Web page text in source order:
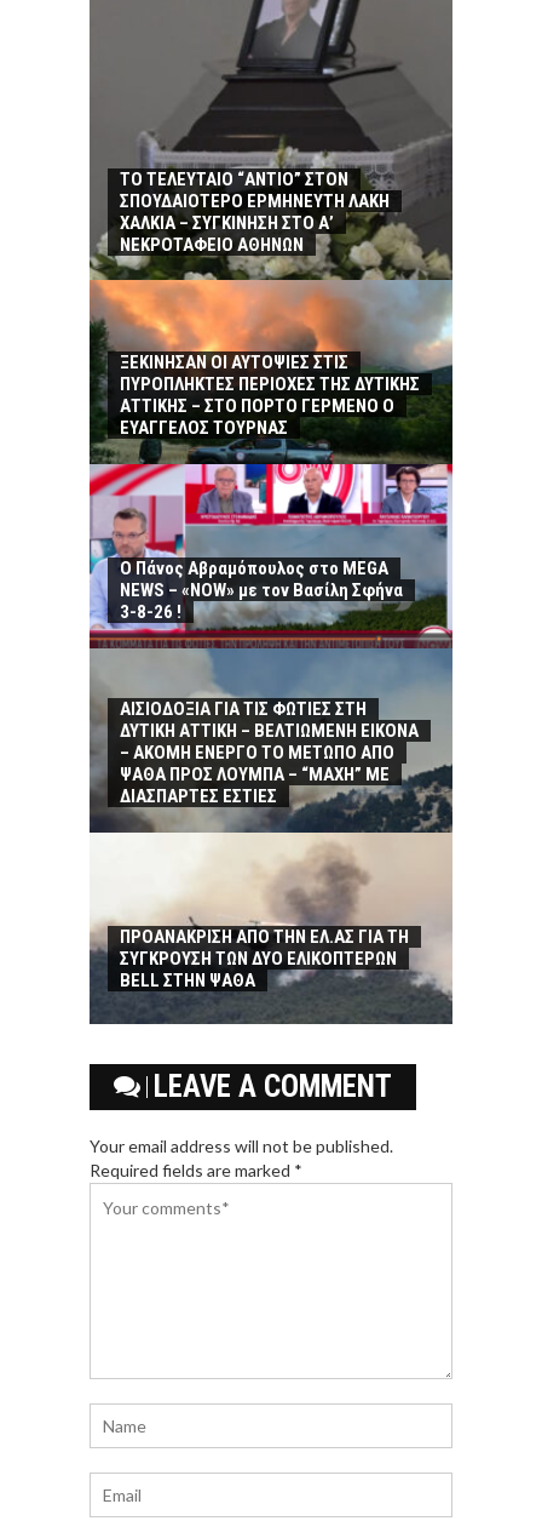
ΤΟ ΤΕΛΕΥΤΑΙΟ “ΑΝΤΙΟ” ΣΤΟΝ
ΣΠΟΥΔΑΙΟΤΕΡΟ ΕΡΜΗΝΕΥΤΗ ΛΑΚΗ
ΧΑΛΚΙΑ – ΣΥΓΚΙΝΗΣΗ ΣΤΟ Α’
ΝΕΚΡΟΤΑΦΕΙΟ ΑΘΗΝΩΝ
ΞΕΚΙΝΗΣΑΝ ΟΙ ΑΥΤΟΨΙΕΣ ΣΤΙΣ
ΠΥΡΟΠΛΗΚΤΕΣ ΠΕΡΙΟΧΕΣ ΤΗΣ ΔΥΤΙΚΗΣ
ΑΤΤΙΚΗΣ – ΣΤΟ ΠΟΡΤΟ ΓΕΡΜΕΝΟ Ο
ΕΥΑΓΓΕΛΟΣ ΤΟΥΡΝΑΣ
Ο Πάνος Αβραμόπουλος στο MEGA
NEWS – «NOW» με τον Βασίλη Σφήνα
3-8-26 !
ΑΙΣΙΟΔΟΞΙΑ ΓΙΑ ΤΙΣ ΦΩΤΙΕΣ ΣΤΗ
ΔΥΤΙΚΗ ΑΤΤΙΚΗ – ΒΕΛΤΙΩΜΕΝΗ ΕΙΚΟΝΑ
– ΑΚΟΜΗ ΕΝΕΡΓΟ ΤΟ ΜΕΤΩΠΟ ΑΠΟ
ΨΑΘΑ ΠΡΟΣ ΛΟΥΜΠΑ – “ΜΑΧΗ” ΜΕ
ΔΙΑΣΠΑΡΤΕΣ ΕΣΤΙΕΣ
ΠΡΟΑΝΑΚΡΙΣΗ ΑΠΟ ΤΗΝ ΕΛ.ΑΣ ΓΙΑ ΤΗ
ΣΥΓΚΡΟΥΣΗ ΤΩΝ ΔΥΟ ΕΛΙΚΟΠΤΕΡΩΝ
BELL ΣΤΗΝ ΨΑΘΑ
LEAVE A COMMENT
Your email address will not be published.
Required fields are marked *